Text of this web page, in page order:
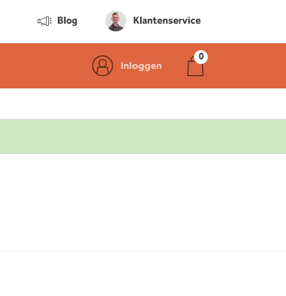
Blog Klantenservice
Inloggen